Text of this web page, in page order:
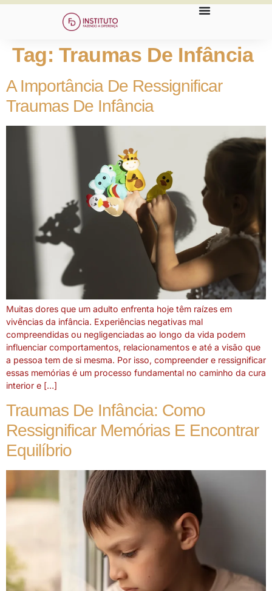
Tag: Traumas De Infância
A Importância De Ressignificar
Traumas De Infância
Muitas dores que um adulto enfrenta hoje têm raízes em
vivências da infância. Experiências negativas mal
compreendidas ou negligenciadas ao longo da vida podem
influenciar comportamentos, relacionamentos e até a visão que
a pessoa tem de si mesma. Por isso, compreender e ressignificar
essas memórias é um processo fundamental no caminho da cura
interior e […]
Traumas De Infância: Como
Ressignificar Memórias E Encontrar
Equilíbrio